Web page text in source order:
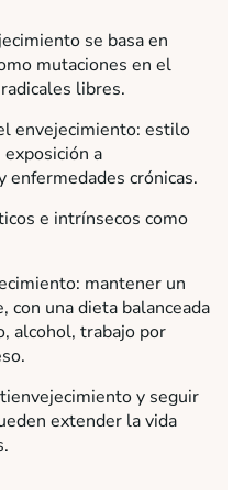
se basa en
mutaciones en el
libres.
envejecimiento: estilo
a
enfermedades crónicas.
e intrínsecos como
mantener un
con una dieta balanceada
alcohol, trabajo por
y seguir
extender la vida